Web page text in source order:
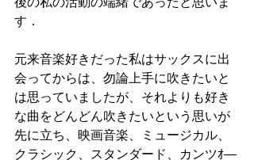
す．
元来音楽好きだった私はサックスに出
会ってからは、勿論上手に吹きたいと
は思っていましたが、それよりも好き
な曲をどんどん吹きたいという思いが
先に立ち、映画音楽、ミュージカル、
クラシック、スタンダード、カンツｵ―